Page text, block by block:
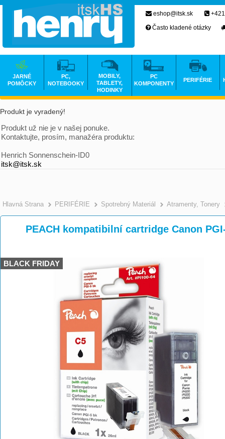
Produkt je vyradený!
Produkt už nie je v našej ponuke.
Kontaktujte, prosím, manažéra produktu:
Henrich Sonnenschein-ID0
itsk@itsk.sk
Hlavná Strana >
PERIFÉRIE >
Spotrebný Materiál >
Atramenty, Tonery
PEACH kompatibilní cartridge Canon
BLACK FRIDAY
eshop@itsk.sk
Často kladené otázky
JARNÉ
POMÔCKY
PC,
NOTEBOOKY
MOBILY,
TABLETY,
HODINKY
PC
KOMPONENTY
PERIFÉRIE